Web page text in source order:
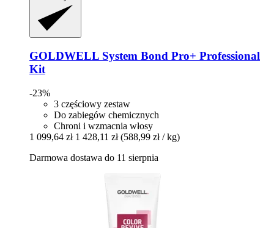
GOLDWELL System Bond Pro+ Professional
Kit
-23%
3 częściowy zestaw
Do zabiegów chemicznych
Chroni i wzmacnia włosy
1 099,64 zł 1 428,11 zł (588,99 zł / kg)
Darmowa dostawa do 11 sierpnia